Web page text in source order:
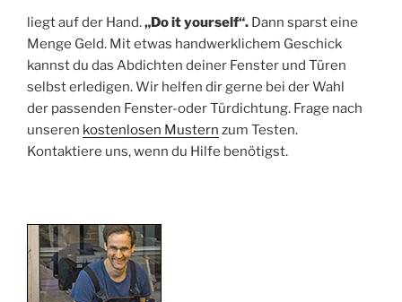
liegt auf der Hand.„Do it yourself“. Dann sparst eine
Menge Geld. Mit etwas handwerklichem Geschick
kannst du das Abdichten deiner Fenster und Türen
selbst erledigen. Wir helfen dir gerne bei der Wahl
der passenden Fenster-oder Türdichtung. Frage nach
unseren kostenlosen Mustern zum Testen.
Kontaktiere uns, wenn du Hilfe benötigst.